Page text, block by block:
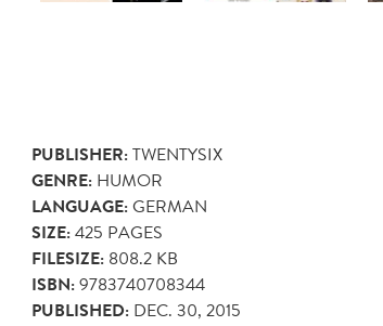
PUBLISHER:TWENTYSIX
GENRE: HUMOR
LANGUAGE:GERMAN
SIZE:425 PAGES
FILESIZE: 808.2 KB
ISBN:9783740708344
PUBLISHED: DEC. 30, 2015